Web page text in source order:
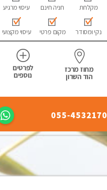
מקלחת חניה חינם עיסוי מרגיע
נקי ומסודר מקום פרטי עיסוי מקצועי
מחוז מרכז
הוד השרון
לפרטים
נוספים
055-4532170